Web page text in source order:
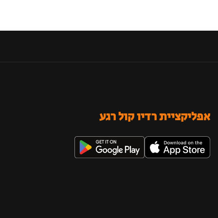
אפליקציית רדיו קול רגע